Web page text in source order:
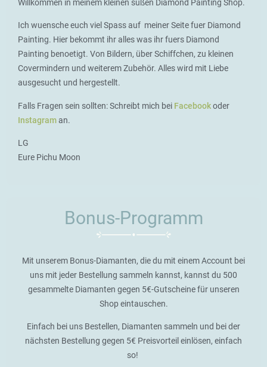
Willkommen in meinem kleinen süßen Diamond Painting Shop.
Ich wuensche euch viel Spass auf meiner Seite fuer Diamond
Painting. Hier bekommt ihr alles was ihr fuers Diamond
Painting benoetigt. Von Bildern, über Schiffchen, zu kleinen
Covermindern und weiterem Zubehör. Alles wird mit Liebe
ausgesucht und hergestellt.
Falls Fragen sein sollten: Schreibt mich bei Facebookoder
Instagraman.
LG
Eure Pichu Moon
Bonus-Programm
Mit unserem Bonus-Diamanten, die du mit einem Account bei
uns mit jeder Bestellung sammeln kannst, kannst du 500
gesammelte Diamanten gegen 5€-Gutscheine für unseren
Shop eintauschen.
Einfach bei uns Bestellen, Diamanten sammeln und bei der
nächsten Bestellung gegen 5€ Preisvorteil einlösen, einfach
so!